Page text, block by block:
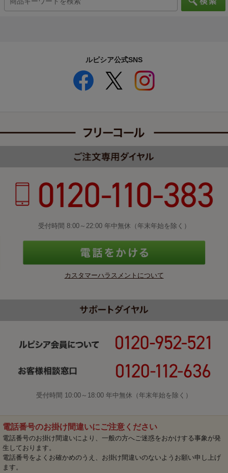
ルピシア公式SNS
受付時間 8:00～22:00 年中無休（年末年始を除く）
カスタマーハラスメントについて
受付時間 10:00～18:00 年中無休（年末年始を除く）
電話番号のお掛け間違いにご注意ください
電話番号のお掛け間違いにより、一般の方へご迷惑をおかけする事象が発
生しております。
電話番号をよくお確かめのうえ、お掛け間違いのないようお願い申し上げ
ます。